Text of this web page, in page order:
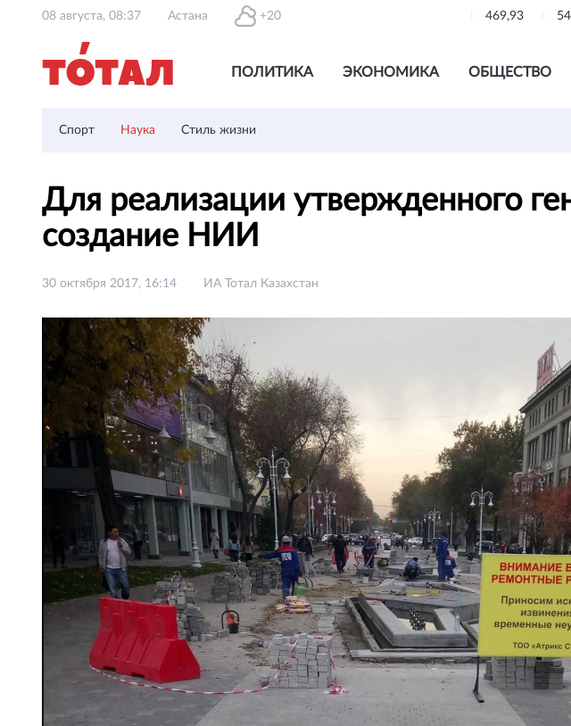
08 августа, 08:37 Астана +20 469,93
ПОЛИТИКА ЭКОНОМИКА ОБЩЕСТВО
Спорт Наука Стиль жизни
Для реализации утвержденного
создание НИИ
30 октября 2017, 16:14 ИА Тотал Казахстан